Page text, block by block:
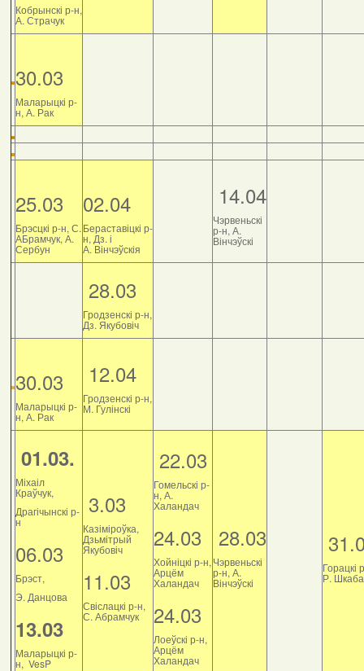
Кобрынскі р-н,
А. Страчук
30.03
Маларыцкі р-
н, А. Рак
25.03
Брэсцкі р-н, С.
АБрамчук, А.
Сербун
02.04
Бераставіцкі р-
н, Дз. і
А. Вінчэўскія
14.04
Чэрвеньскі
р-н, А.
Вінчэўскі
28.03
Гродзенскі р-н,
Дз. Якубовіч
30.03
Маларыцкі р-
н, А. Рак
12.04
Гродзенскі р-н,
М. Гулінскі
01.03.
Міхаіл
Краўчук,
Драгічынскі р-
н
06.03
Брэст,
Э. Данцова
13.03
Маларыцкі р-
н, VesP
3.03
Казіміроўка,
Дзьмітрый
Якубовіч
11.03
Свіслацкі р-н,
С. Абрамчук
22.03
Гомельскі р-
н, А.
Халандач
24.03
Хойніцкі р-н,
Арцём
Халандач
24.03
Лоеўскі р-н,
Арцём
Халандач
28.03
Чэрвеньскі
р-н, А.
Вінчэўскі
Горацкі
Р.